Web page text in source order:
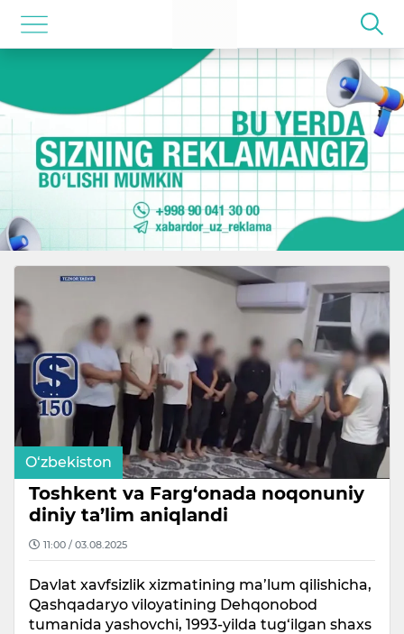
O‘zbekiston
Toshkent va Farg‘onada noqonuniy
diniy ta’lim aniqlandi
11:00 / 03.08.2025
Davlat xavfsizlik xizmatining ma’lum qilishicha,
Qashqadaryo viloyatining Dehqonobod
tumanida yashovchi, 1993-yilda tug‘ilgan shaxs